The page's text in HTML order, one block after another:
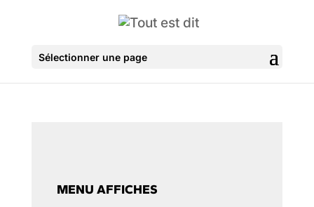
Sélectionner une page
MENU AFFICHES